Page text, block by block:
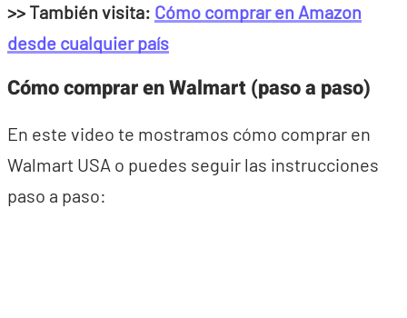
>> También visita: Cómo comprar en Amazon
desde cualquier país
Cómo comprar en Walmart (paso a paso)
En este video te mostramos cómo comprar en
Walmart USA o puedes seguir las instrucciones
paso a paso: